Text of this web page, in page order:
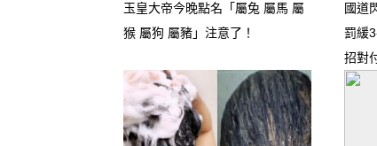
–
–
–
玉皇大帝今晚點名「屬兔 屬馬 屬
猴 屬狗 屬豬」注意了！
國道
罰緩
招對